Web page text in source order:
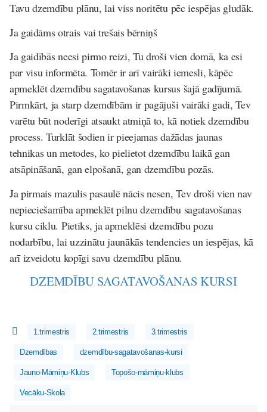
Tavu dzemdību plānu, lai viss noritētu pēc iespējas gludāk.
Ja gaidāms otrais vai trešais bērniņš
Ja gaidībās neesi pirmo reizi, Tu droši vien domā, ka esi
par visu informēta. Tomēr ir arī vairāki iemesli, kāpēc
apmeklēt dzemdību sagatavošanas kursus šajā gadījumā.
Pirmkārt, ja starp dzemdībām ir pagājuši vairāki gadi, Tev
varētu būt noderīgi atsaukt atmiņā to, kā notiek dzemdību
process. Turklāt šodien ir pieejamas dažādas jaunas
tehnikas un metodes, ko pielietot dzemdību laikā gan
atsāpināšanā, gan elpošanā, gan dzemdību pozās.
Ja pirmais mazulis pasaulē nācis nesen, Tev droši vien nav
nepieciešamība apmeklēt pilnu dzemdību sagatavošanas
kursu ciklu. Pietiks, ja apmeklēsi dzemdību pozu
nodarbību, lai uzzinātu jaunākās tendencies un iespējas, kā
arī izveidotu kopīgi savu dzemdību plānu.
DZEMDĪBU SAGATAVOŠANAS KURSI
1.trimestris 2.trimestris 3.trimestris
Dzemdības dzemdību-sagatavošanas-kursi
Jauno-Māmiņu-Klubs Topošo-māmiņu-klubs
Vecāku-Skola